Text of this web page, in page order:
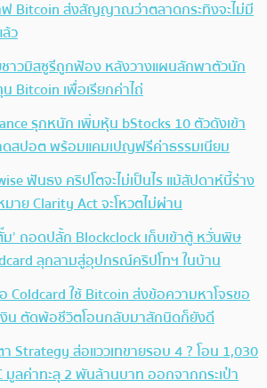
Bitcoin ส่งสัญญาณว่าตลาดกระทิงจะไม่มี
ว
าวมิสซูรีถูกฟ้อง หลังวางแผนลักพาตัวนัก
Bitcoin เพื่อเรียกค่าไถ่
รุกหนัก เพิ่มหุ้น bStocks 10 ตัวดังเข้า
สปอต พร้อมแคมเปญฟรีค่าธรรมเนียม
ฟันธง คริปโตจะไม่เป็นไร แม้สัปดาห์นี้ร่าง
าย Clarity Act จะโหวตไม่ผ่าน
ม’ ถอดปลั้ก Blockclock เก็บเข้าตู้ หวั่นพิษ
ลุกลามสู่อุปกรณ์คริปโทฯ ในบ้าน
Coldcard ใช้ Bitcoin ส่งข้อความหาโจรขอ
น ตัดพ้อชีวิตโอนกลับมาสักนิดก็ยังดี
Strategy ส่อแววเทขายรอบ 4 ? โอน 1,030
มูลค่าทะลุ 2 พันล้านบาท ออกจากกระเป๋า